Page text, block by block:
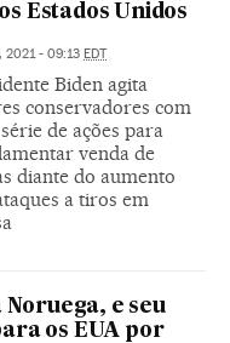
Estados Unidos
2021 - 09:13 EDT
Biden agita
conservadores com
de ações para
venda de
diante do aumento
a tiros em
e seu
os EUA por